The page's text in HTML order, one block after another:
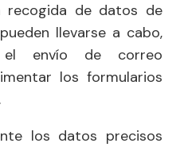
de datos de
llevarse a cabo,
envío de correo
los formularios
los datos precisos